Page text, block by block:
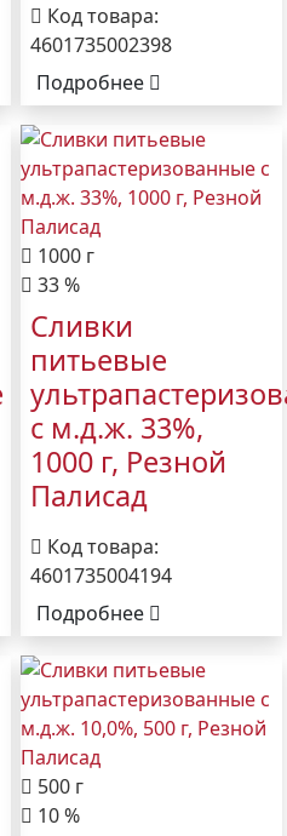
Код товара:
4601735002398
Подробнее
1000 г
33 %
Сливки
питьевые
с м.д.ж. 33%,
1000 г, Резной
Палисад
Код товара:
4601735004194
Подробнее
500 г
10 %